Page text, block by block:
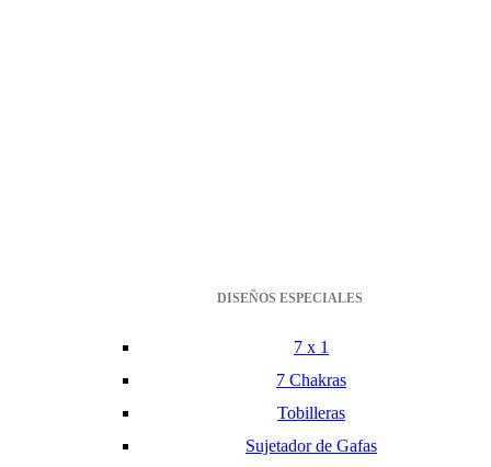
DISEÑOS ESPECIALES
7 x 1
7 Chakras
Tobilleras
Sujetador de Gafas